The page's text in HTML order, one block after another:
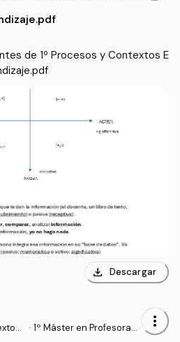
aria Obligatoria y Bachill
onal y Enseñanzas de Idi
de 1º Procesos y Contextos E
download Descargar
· 1º Máster en Profesorad
more_vert